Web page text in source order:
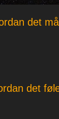
det
det